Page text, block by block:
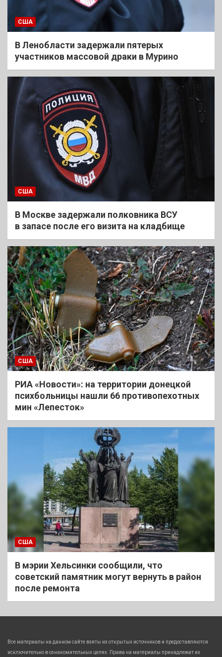
США
В Ленобласти задержали пятерых
участников массовой драки в Мурино
США
В Москве задержали полковника ВСУ
в запасе после его визита на кладбище
США
РИА «Новости»: на территории донецкой
психбольницы нашли 66 противопехотных
мин «Лепесток»
США
В мэрии Хельсинки сообщили, что
советский памятник могут вернуть в район
после ремонта
Все материалы на данном сайте взяты из открытых источников и предоставляются
исключительно в ознакомительных целях. Права на материалы принадлежат их